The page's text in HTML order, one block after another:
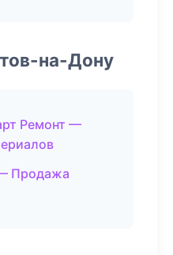
на-Дону
Ремонт —
Продажа